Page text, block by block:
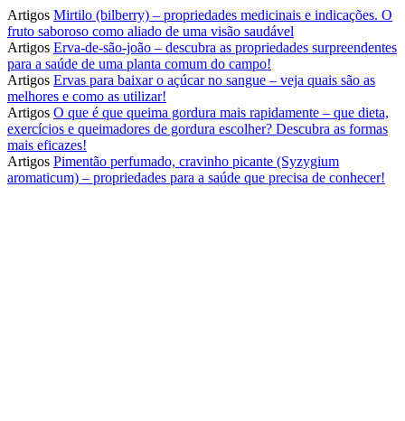
Artigos Mirtilo (bilberry) – propriedades medicinais e indicações. O
fruto saboroso como aliado de uma visão saudável
Artigos Erva-de-são-joão – descubra as propriedades surpreendentes
para a saúde de uma planta comum do campo!
Artigos Ervas para baixar o açúcar no sangue – veja quais são as
melhores e como as utilizar!
Artigos O que é que queima gordura mais rapidamente – que dieta,
exercícios e queimadores de gordura escolher? Descubra as formas
mais eficazes!
Artigos Pimentão perfumado, cravinho picante (Syzygium
aromaticum) – propriedades para a saúde que precisa de conhecer!